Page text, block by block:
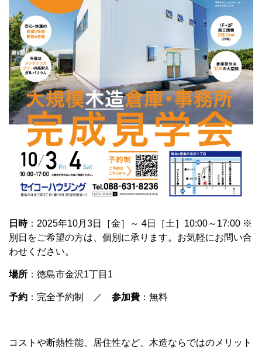
日時：2025年10月3日［金］～ 4日［土］10:00～17:00 ※
別日をご希望の方は、個別に承ります。お気軽にお問い合
わせください。
場所 ：徳島市金沢1丁目1
予約 ：完全予約制 ／ 参加費 ：無料
コストや断熱性能、居住性など、木造ならではのメリット